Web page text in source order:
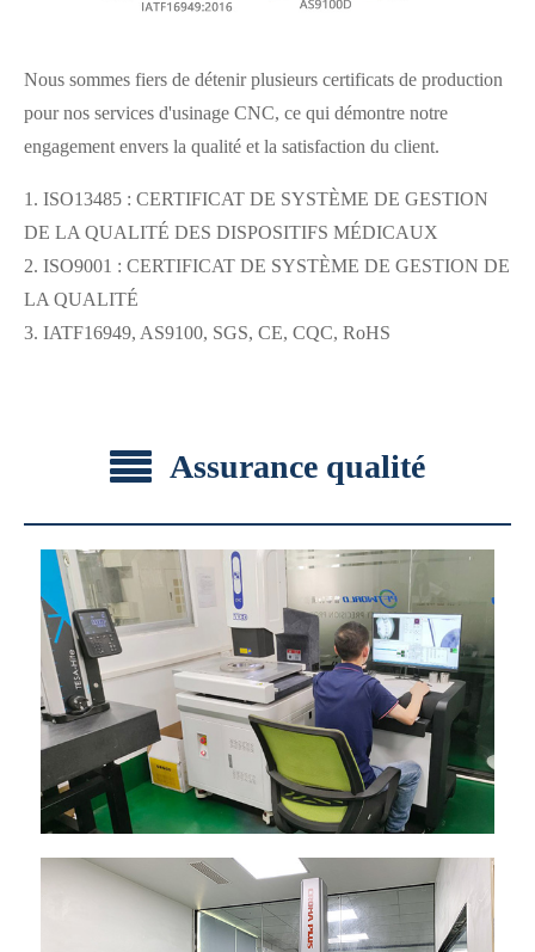
Nous sommes fiers de détenir plusieurs certificats de production
pour nos services d'usinage CNC, ce qui démontre notre
engagement envers la qualité et la satisfaction du client.
1. ISO13485 : CERTIFICAT DE SYSTÈME DE GESTION
DE LA QUALITÉ DES DISPOSITIFS MÉDICAUX
2. ISO9001 : CERTIFICAT DE SYSTÈME DE GESTION DE
LA QUALITÉ
3. IATF16949, AS9100, SGS, CE, CQC, RoHS
Assurance qualité